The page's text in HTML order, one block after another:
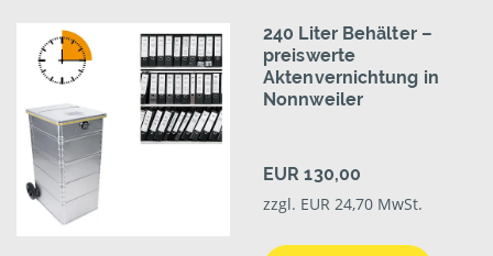
240 Liter Behälter –
preiswerte
Aktenvernichtung in
Nonnweiler
EUR 130,00
zzgl. EUR 24,70 MwSt.